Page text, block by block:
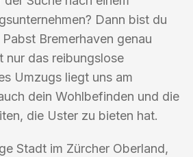
Dann bist du
Bremerhaven genau
nur das reibungslose
Umzugs liegt uns am
dein Wohlbefinden und die
die Uster zu bieten hat.
Stadt im Zürcher Oberland,